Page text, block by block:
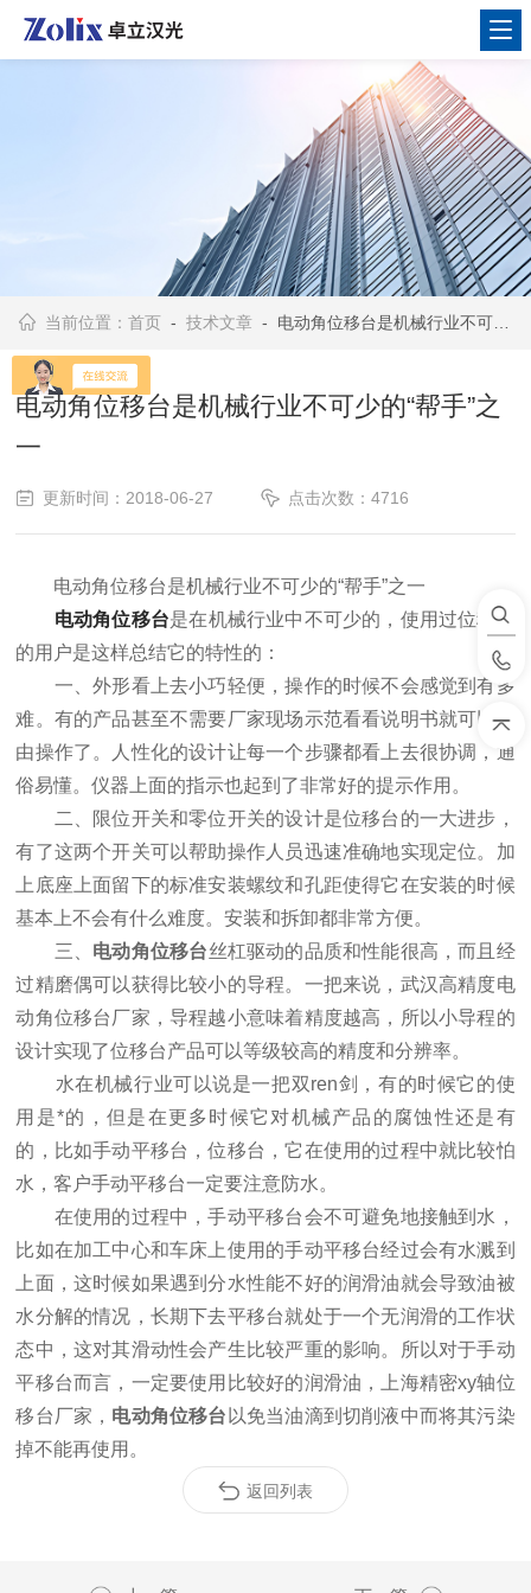
当前位置：首页 -技术文章 - 电动角位移台是机械行业不可少的“帮手”之一
电动角位移台是机械行业不可少的“帮手”之
一
更新时间：2018-06-27 点击次数：4716
电动角位移台是机械行业不可少的“帮手”之一
电动角位移台是在机械行业中不可少的，使用过位移台
的用户是这样总结它的特性的：
一、外形看上去小巧轻便，操作的时候不会感觉到有多
难。有的产品甚至不需要厂家现场示范看看说明书就可以自
由操作了。人性化的设计让每一个步骤都看上去很协调，通
俗易懂。仪器上面的指示也起到了非常好的提示作用。
二、限位开关和零位开关的设计是位移台的一大进步，
有了这两个开关可以帮助操作人员迅速准确地实现定位。加
上底座上面留下的标准安装螺纹和孔距使得它在安装的时候
基本上不会有什么难度。安装和拆卸都非常方便。
三、 电动角位移台丝杠驱动的品质和性能很高，而且经
过精磨偶可以获得比较小的导程。一把来说，武汉高精度电
动角位移台厂家，导程越小意味着精度越高，所以小导程的
设计实现了位移台产品可以等级较高的精度和分辨率。
水在机械行业可以说是一把双ren剑，有的时候它的使
用是*的，但是在更多时候它对机械产品的腐蚀性还是有
的，比如手动平移台，位移台，它在使用的过程中就比较怕
水，客户手动平移台一定要注意防水。
在使用的过程中，手动平移台会不可避免地接触到水，
比如在加工中心和车床上使用的手动平移台经过会有水溅到
上面，这时候如果遇到分水性能不好的润滑油就会导致油被
水分解的情况，长期下去平移台就处于一个无润滑的工作状
态中，这对其滑动性会产生比较严重的影响。所以对于手动
平移台而言，一定要使用比较好的润滑油，上海精密xy轴位
移台厂家， 电动角位移台 以免当油滴到切削液中而将其污染
掉不能再使用。
返回列表